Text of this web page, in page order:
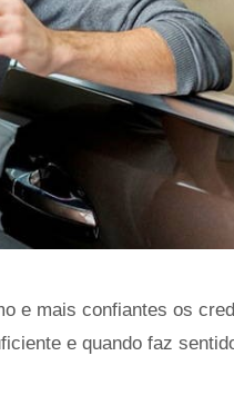
e mais confiantes os
e quando faz